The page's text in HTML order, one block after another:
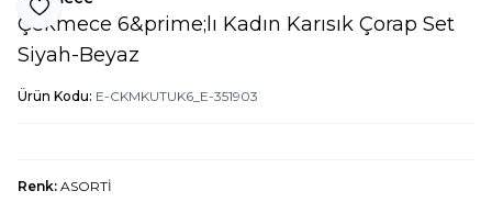
Favoriye Ekle
Çekmece 6&prime;lı Kadın Karısık Çorap Set
Siyah-Beyaz
Ürün Kodu: E-CKMKUTUK6_E-351903
Renk: ASORTİ